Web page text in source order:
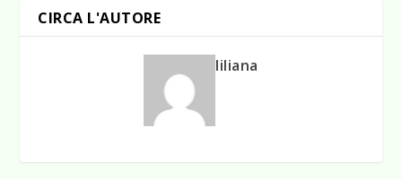
CIRCA L'AUTORE
liliana